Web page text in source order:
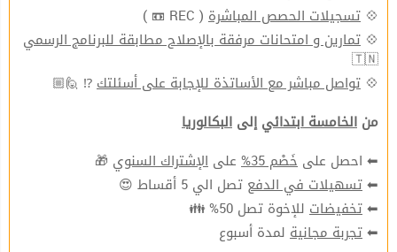
💠 تسجيلات الحصص المباشرة ( REC 📼 )
💠 تمارين و امتحانات مرفقة بالإصلاح مطابقة للبرنامج الرسمي
🇹🇳
💠 تواصل مباشر مع الأساتذة للإجابة على أسئلتك⁉ 🙋🏼
من الخامسة ابتدائي إلى البكالوريا
⬅ احصل على خَصْم 35% على الإشتراك السنوي 🎁
⬅تسهيلات في الدفع تصل الي 5 أقساط 😍
⬅تخفيضات للإخوة تصل 50% 👪
⬅تجربة مجانية لمدة أسبوع